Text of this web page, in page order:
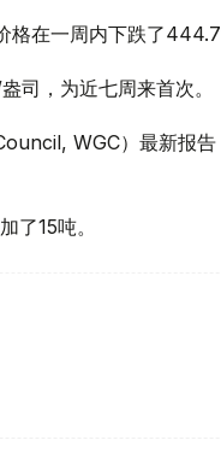
在一周内下跌了
司，为近七周来首次。
WGC）最新报
了15吨。